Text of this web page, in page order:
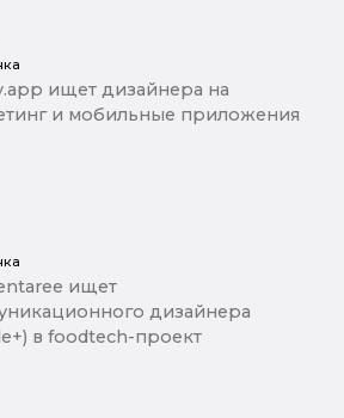
ищет дизайнера на
и мобильные приложения
ищет
дизайнера
в foodtech-проект